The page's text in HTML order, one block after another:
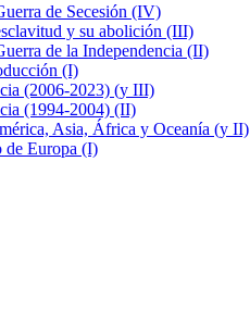
de Secesión (IV)
y su abolición (III)
de la Independencia (II)
(I)
(2006-2023) (y III)
(1994-2004) (II)
Asia, África y Oceanía (y II)
de Europa (I)